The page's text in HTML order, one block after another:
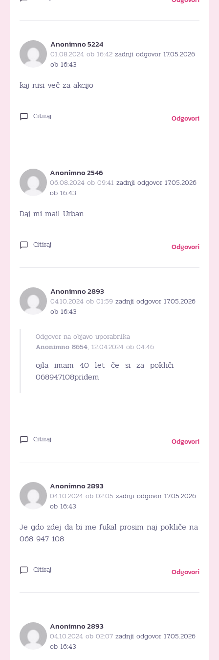
Anonimno 5224
01.08.2024 ob 16:42 zadnji odgovor 17.05.2026
ob 16:43
kaj nisi več za akcijo
Citiraj Odgovori
Anonimno 2546
06.08.2024 ob 09:41 zadnji odgovor 17.05.2026
ob 16:43
Daj mi mail Urban..
Citiraj Odgovori
Anonimno 2893
04.10.2024 ob 01:59 zadnji odgovor 17.05.2026
ob 16:43
Odgovor na objavo uporabnika
Anonimno 8654, 12.04.2024 ob 04:46
ojla imam 40 let če si za pokliči
068947108pridem
Citiraj Odgovori
Anonimno 2893
04.10.2024 ob 02:05 zadnji odgovor 17.05.2026
ob 16:43
Je gdo zdej da bi me fukal prosim naj pokliče na
068 947 108
Citiraj Odgovori
Anonimno 2893
04.10.2024 ob 02:07 zadnji odgovor 17.05.2026
ob 16:43